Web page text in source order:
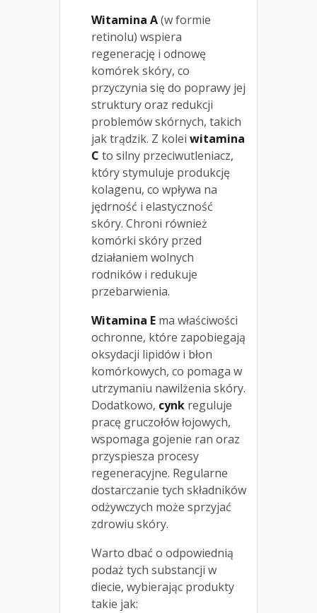
Witamina A(w formie
retinolu) wspiera
regenerację i odnowę
komórek skóry, co
przyczynia się do poprawy jej
struktury oraz redukcji
problemów skórnych, takich
jak trądzik. Z kolei witamina
C to silny przeciwutleniacz,
który stymuluje produkcję
kolagenu, co wpływa na
jędrność i elastyczność
skóry. Chroni również
komórki skóry przed
działaniem wolnych
rodników i redukuje
przebarwienia.
Witamina E ma właściwości
ochronne, które zapobiegają
oksydacji lipidów i błon
komórkowych, co pomaga w
utrzymaniu nawilżenia skóry.
Dodatkowo, cynk reguluje
pracę gruczołów łojowych,
wspomaga gojenie ran oraz
przyspiesza procesy
regeneracyjne. Regularne
dostarczanie tych składników
odżywczych może sprzyjać
zdrowiu skóry.
Warto dbać o odpowiednią
podaż tych substancji w
diecie, wybierając produkty
takie jak: